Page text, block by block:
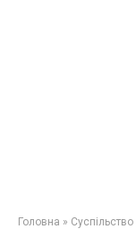
Головна » Суспільство